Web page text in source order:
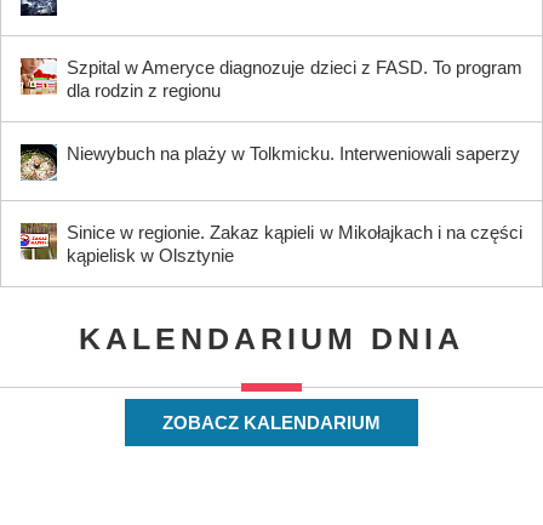
Szpital w Ameryce diagnozuje dzieci z FASD. To program
dla rodzin z regionu
Niewybuch na plaży w Tolkmicku. Interweniowali saperzy
Sinice w regionie. Zakaz kąpieli w Mikołajkach i na części
kąpielisk w Olsztynie
KALENDARIUM DNIA
ZOBACZ KALENDARIUM